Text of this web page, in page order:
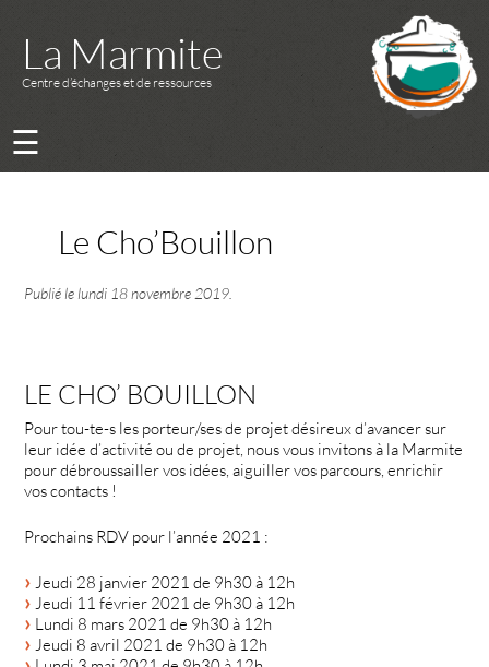
La Marmite
Centre d’échanges et de ressources
☰
Le Cho’Bouillon
Publié le lundi 18 novembre 2019
LE CHO’ BOUILLON
Pour tou-te-s les porteur/ses de projet désireux d’avancer sur
leur idée d’activité ou de projet, nous vous invitons à la Marmite
pour débroussailler vos idées, aiguiller vos parcours, enrichir
vos contacts !
Prochains RDV pour l’année 2021 :
Jeudi 28 janvier 2021 de 9h30 à 12h
Jeudi 11 février 2021 de 9h30 à 12h
Lundi 8 mars 2021 de 9h30 à 12h
Jeudi 8 avril 2021 de 9h30 à 12h